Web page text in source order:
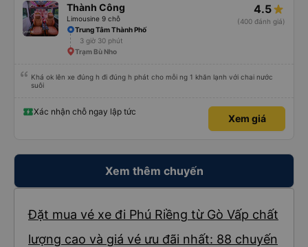
Thành Công
Limousine 9 chỗ
4.5
(400 đánh giá)
Trung Tâm Thành Phố
3 giờ 30 phút
Trạm Bù Nho
Khá ok lên xe đúng h đi đúng h phát cho mỗi ng 1 khăn lạnh với chai nước
suôi
Xác nhận chỗ ngay lập tức
Xem giá
Xem thêm chuyến
Đặt mua vé xe đi Phú Riềng từ Gò Vấp chất
lượng cao và giá vé ưu đãi nhất: 88 chuyến